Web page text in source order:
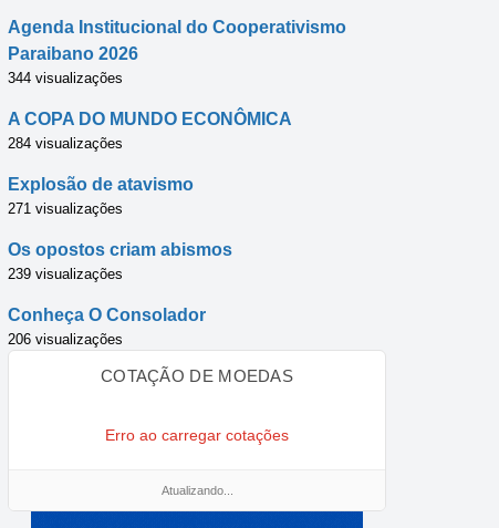
Agenda Institucional do Cooperativismo
Paraibano 2026
344 visualizações
A COPA DO MUNDO ECONÔMICA
284 visualizações
Explosão de atavismo
271 visualizações
Os opostos criam abismos
239 visualizações
Conheça O Consolador
206 visualizações
COTAÇÃO DE MOEDAS
Erro ao carregar cotações
Atualizando...